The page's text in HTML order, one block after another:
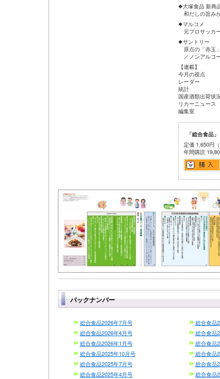
◆大塚食品 新商
和だしの旨み
◆マルコメ
元プロサッカ
◆サントリー
原点の「赤玉
／ノンアルコ
【連載】
今月の視点
レーダー
統計
国産酒類出荷状
リカーニュース
編集室
「総合食品」
定価 1,650円
年間購読
バックナンバー
総合食品2026年7月号
総合食品
総合食品2026年4月号
総合食品
総合食品2026年1月号
総合食品
総合食品2025年10月号
総合食品
総合食品2025年7月号
総合食品
総合食品2025年4月号
総合食品